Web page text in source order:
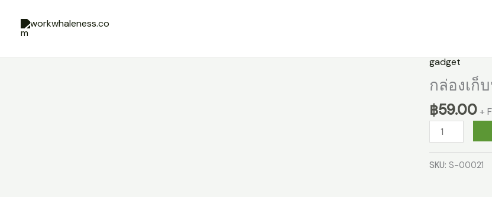
content
gadget
กล่องเก็
฿59.00 +
กล่อง
เก็บ
SKU: S-00021